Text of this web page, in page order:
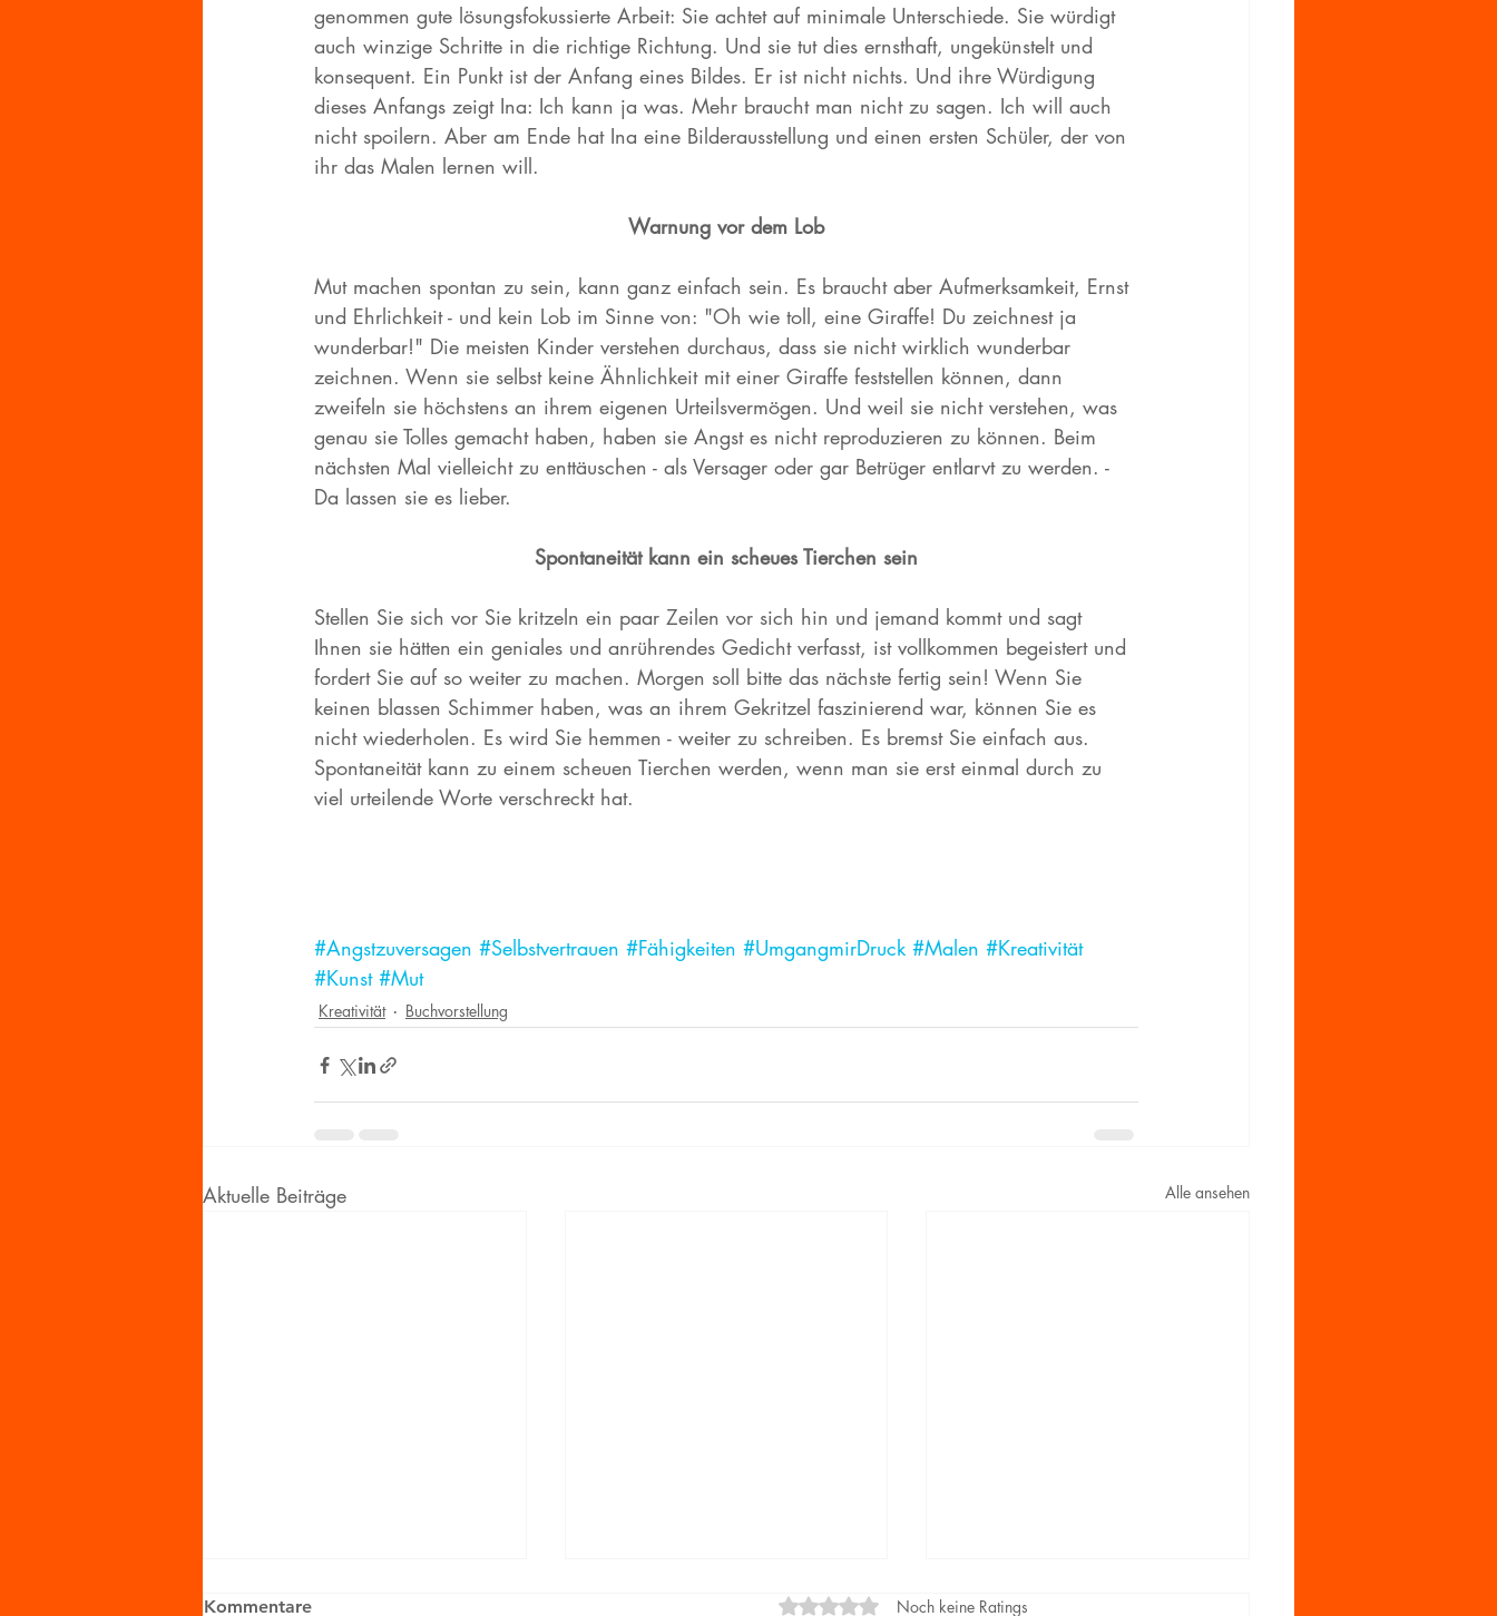
genommen gute lösungsfokussierte Arbeit: Sie achtet auf minimale Unterschiede. Sie würdigt
auch winzige Schritte in die richtige Richtung. Und sie tut dies ernsthaft, ungekünstelt und
konsequent. Ein Punkt ist der Anfang eines Bildes. Er ist nicht nichts. Und ihre Würdigung
dieses Anfangs zeigt Ina: Ich kann ja was. Mehr braucht man nicht zu sagen. Ich will auch
nicht spoilern. Aber am Ende hat Ina eine Bilderausstellung und einen ersten Schüler, der von
ihr das Malen lernen will.
Warnung vor dem Lob
Mut machen spontan zu sein, kann ganz einfach sein. Es braucht aber Aufmerksamkeit, Ernst
und Ehrlichkeit - und kein Lob im Sinne von: "Oh wie toll, eine Giraffe! Du zeichnest ja
wunderbar!" Die meisten Kinder verstehen durchaus, dass sie nicht wirklich wunderbar
zeichnen. Wenn sie selbst keine Ähnlichkeit mit einer Giraffe feststellen können, dann
zweifeln sie höchstens an ihrem eigenen Urteilsvermögen. Und weil sie nicht verstehen, was
genau sie Tolles gemacht haben, haben sie Angst es nicht reproduzieren zu können. Beim
nächsten Mal vielleicht zu enttäuschen - als Versager oder gar Betrüger entlarvt zu werden. -
Da lassen sie es lieber.
Spontaneität kann ein scheues Tierchen sein
Stellen Sie sich vor Sie kritzeln ein paar Zeilen vor sich hin und jemand kommt und sagt
Ihnen sie hätten ein geniales und anrührendes Gedicht verfasst, ist vollkommen begeistert und
fordert Sie auf so weiter zu machen. Morgen soll bitte das nächste fertig sein! Wenn Sie
keinen blassen Schimmer haben, was an ihrem Gekritzel faszinierend war, können Sie es
nicht wiederholen. Es wird Sie hemmen - weiter zu schreiben. Es bremst Sie einfach aus.
Spontaneität kann zu einem scheuen Tierchen werden, wenn man sie erst einmal durch zu
viel urteilende Worte verschreckt hat.
#Angstzuversagen #Selbstvertrauen #Fähigkeiten #UmgangmirDruck #Malen #Kreativität
#Kunst #Mut
Kreativität Buchvorstellung
Aktuelle Beiträge Alle ansehen
Kommentare Mit 0 von 5 Sternen bewertet.
Noch keine Ratings